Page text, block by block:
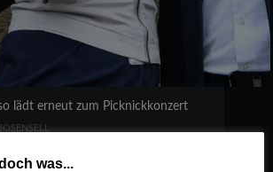
lädt erneut zum Picknickkonzert
was...